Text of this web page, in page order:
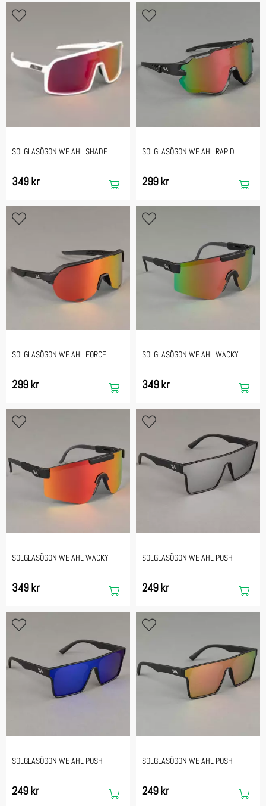
SOLGLASÖGON WE AHL SHADE
349 kr
SOLGLASÖGON WE AHL RAPID
299 kr
SOLGLASÖGON WE AHL FORCE
299 kr
SOLGLASÖGON WE AHL WACKY
349 kr
SOLGLASÖGON WE AHL WACKY
349 kr
SOLGLASÖGON WE AHL POSH
249 kr
SOLGLASÖGON WE AHL POSH
249 kr
SOLGLASÖGON WE AHL POSH
249 kr